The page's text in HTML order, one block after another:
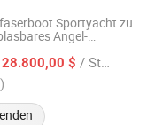
Sportyacht zu
Angel-
$ / Stück
Equipment